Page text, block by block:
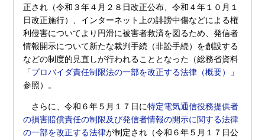
正され（令和３年４月２８日改正公布、令和４年１０月１
日改正施行）、インターネット上の誹謗中傷などによる権
利侵害についてより円滑に被害者救済を図るため、発信者
情報開示について新たな裁判手続（非訟手続）を創設する
などの制度的見直しが行われることとなった（総務省資料
「プロバイダ責任制限法の一部を改正する法律（概要）
」
参照）。
さらに、令和６年５月１７日に特定電気通信役務提供者
の損害賠償責任の制限及び発信者情報の開示に関する法律
の一部を改正する法律が制定され（令和６年５月１７日公